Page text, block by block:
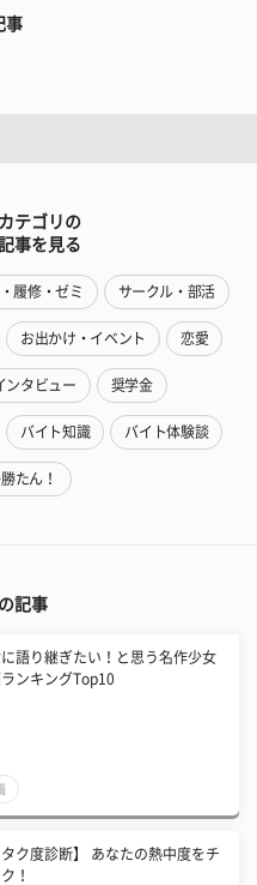
事
テゴリの
事を見る
履修・ゼミ サークル・部活
お出かけ・イベント 恋愛
ンタビュー 奨学金
バイト知識 バイト体験談
たん！
記事
語り継ぎたい！と思う名作少女
ンキングTop10
タク度診断】 あなたの熱中度をチ
！